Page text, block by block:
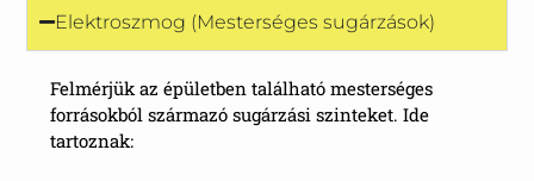
Elektroszmog (Mesterséges sugárzások)
Felmérjük az épületben található mesterséges
forrásokból származó sugárzási szinteket. Ide
tartoznak: